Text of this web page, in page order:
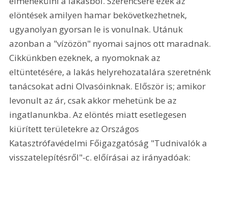
elöntések amilyen hamar bekövetkezhetnek,
ugyanolyan gyorsan le is vonulnak. Utánuk
azonban a "vízözön" nyomai sajnos ott maradnak.
Cikkünkben ezeknek, a nyomoknak az
eltüntetésére, a lakás helyrehozatalára szeretnénk
tanácsokat adni Olvasóinknak. Először is; amikor
levonult az ár, csak akkor mehetünk be az
ingatlanunkba. Az elöntés miatt esetlegesen
kiürített területekre az Országos
Katasztrófavédelmi Főigazgatóság "Tudnivalók a
visszatelepítésről"-c. előírásai az irányadóak: